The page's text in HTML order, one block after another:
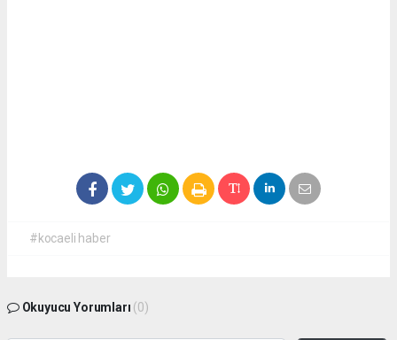
#kocaeli haber
Okuyucu Yorumları (0)